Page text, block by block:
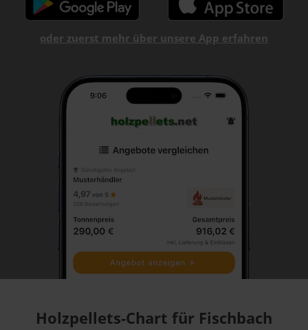
oder zuerst mehr über unsere App erfahren
Holzpellets-Chart für Fischbach